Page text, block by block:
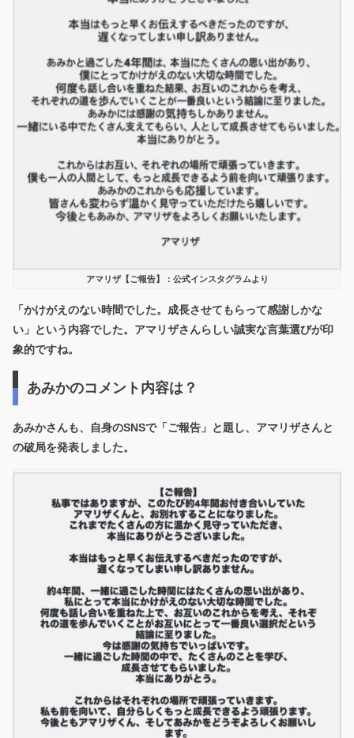
アマリザ【ご報告】：公式インスタグラムより
「かけがえのない時間でした。成長させてもらって感謝しかな
い」という内容でした。アマリザさんらしい誠実な言葉選びが印
象的ですね。
あみかのコメント内容は？
あみかさんも、自身のSNSで「ご報告」と題し、アマリザさんと
の破局を発表しました。